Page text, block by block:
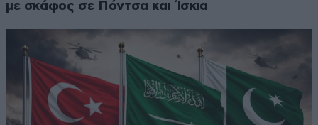
με σκάφος σε Πόντσα και Ίσκια